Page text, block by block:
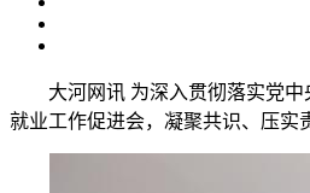
大河网讯 为深入贯彻落实党
就业工作促进会，凝聚共识、压实